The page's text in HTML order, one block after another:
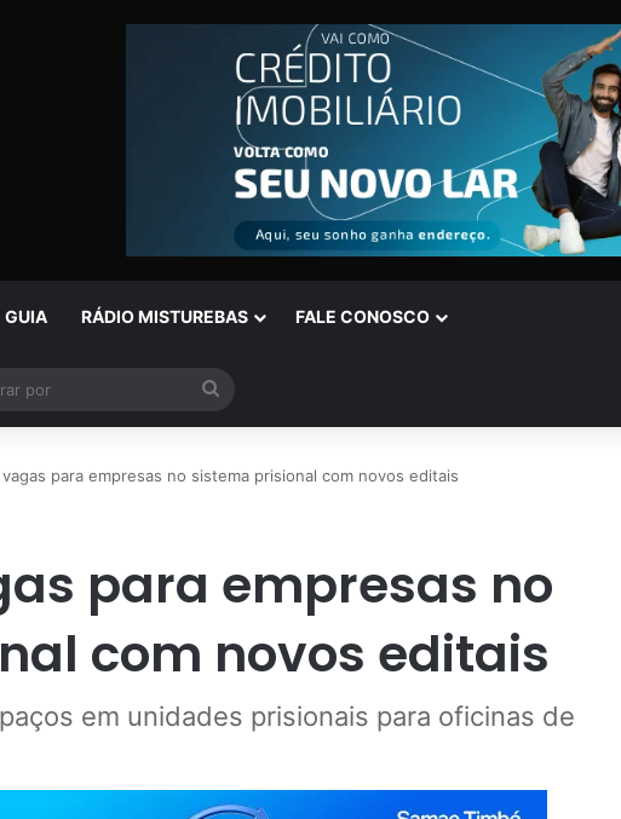
GUIA RÁDIO MISTUREBAS FALE CONOSCO
por
vagas para empresas no sistema prisional com novos editais
para empresas no
com novos editais
em unidades prisionais para oficinas de